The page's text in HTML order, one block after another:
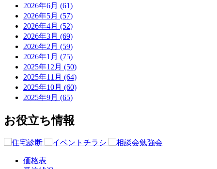
2026年6月 (61)
2026年5月 (57)
2026年4月 (52)
2026年3月 (69)
2026年2月 (59)
2026年1月 (75)
2025年12月 (50)
2025年11月 (64)
2025年10月 (60)
2025年9月 (65)
お役立ち情報
価格表